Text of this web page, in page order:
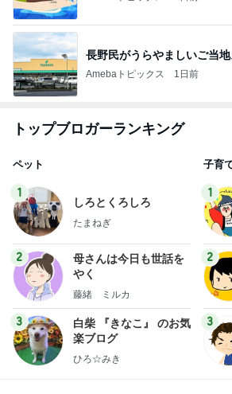
長野民がうらやましいご当
Amebaトピックス 1日前
トップブロガーランキング
ペット
1
しろとくろしろ
たまねぎ
2
母さんは今日も世話を
やく
藤緒 ミルカ
3
白柴 『きなこ』 のお気
楽ブログ
ひろ☆みき
子育
1
2
3